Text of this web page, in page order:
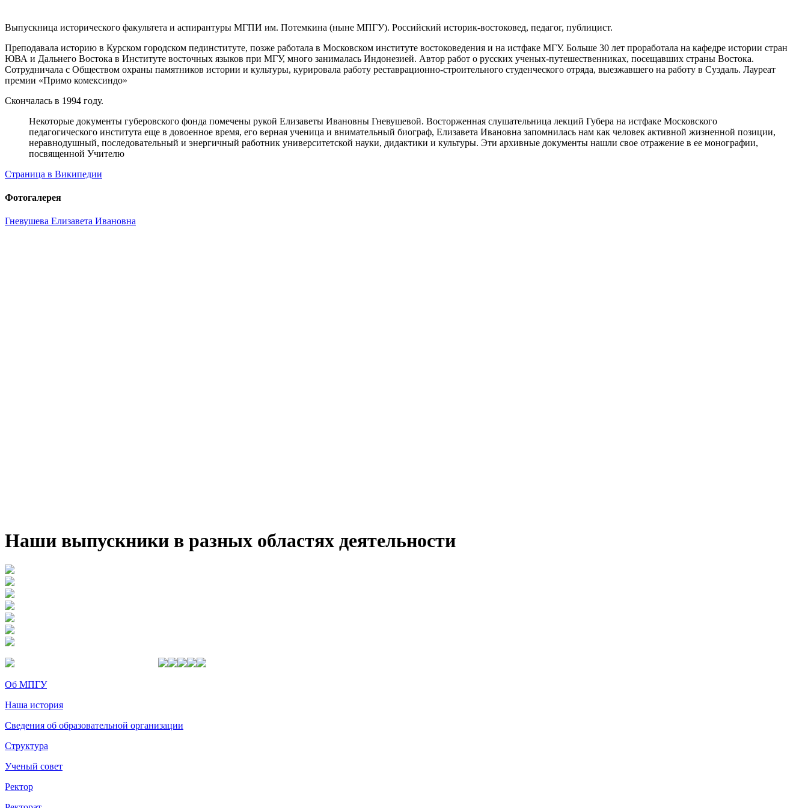
Выпускница исторического факультета и аспирантуры МГПИ им. Потемкина (ныне МПГУ). Российский историк-востоковед, педагог, публицист.
Преподавала историю в Курском городском пединституте, позже работала в Московском институте востоковедения и на истфаке МГУ. Больше 30 лет проработала на кафедре истории стран
ЮВА и Дальнего Востока в Институте восточных языков при МГУ, много занималась Индонезией. Автор работ о русских ученых-путешественниках, посещавших страны Востока.
Сотрудничала с Обществом охраны памятников истории и культуры, курировала работу реставрационно-строительного студенческого отряда, выезжавшего на работу в Суздаль. Лауреат
премии «Примо комексиндо»
Скончалась в 1994 году.
Некоторые документы губеровского фонда помечены рукой Елизаветы Ивановны Гневушевой. Восторженная слушательница лекций Губера на истфаке Московского
педагогического института еще в довоенное время, его верная ученица и внимательный биограф, Елизавета Ивановна запомнилась нам как человек активной жизненной позиции,
неравнодушный, последовательный и энергичный работник университетской науки, дидактики и культуры. Эти архивные документы нашли свое отражение в ее монографии,
посвященной Учителю
Страница в Википедии
Фотогалерея
Гневушева Елизавета Ивановна
Наши выпускники в разных областях деятельности
Об МПГУ
Наша история
Сведения об образовательной организации
Структура
Ученый совет
Ректор